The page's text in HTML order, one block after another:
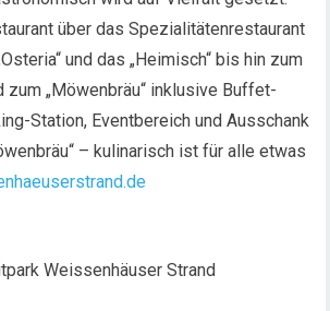
über das Spezialitätenrestaurant
und das „Heimisch“ bis hin zum
zum „Möwenbräu“ inklusive Buffet-
Station, Eventbereich und Ausschank
– kulinarisch ist für alle etwas
Weissenhäuser Strand